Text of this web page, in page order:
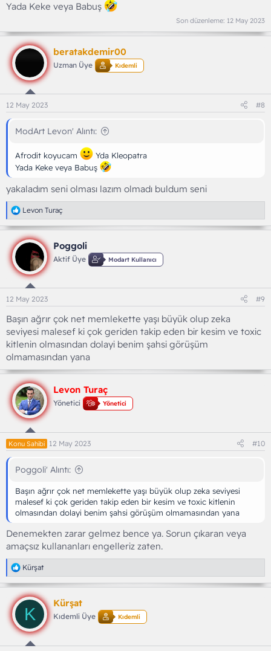
Yada Keke veya Babuş
Son düzenleme: 12 May 2023
beratakdemir00
Uzman Üye Kıdemli
12 May 2023 #8
ModArt Levon' Alıntı:
Afrodit koyucam
Yda Kleopatra
Yada Keke veya Babuş
yakaladım seni olması lazım olmadı buldum seni
T
e
p
k
i
e
r
:
Levon Turaç
Poggoli
Aktif Üye Modart Kullanıcı
12 May 2023 #9
Başın ağrır çok net memlekette yaşı büyük olup zeka
seviyesi malesef ki çok geriden takip eden bir kesim ve toxic
kitlenin olmasından dolayi benim şahsi görüşüm
olmamasından yana
Levon Turaç
Yönetici Yönetici
Konu Sahibi 12 May 2023 #10
Poggoli' Alıntı:
Başın ağrır çok net memlekette yaşı büyük olup zeka seviyesi
malesef ki çok geriden takip eden bir kesim ve toxic kitlenin
olmasından dolayi benim şahsi görüşüm olmamasından yana
Denemekten zarar gelmez bence ya. Sorun çıkaran veya
amaçsız kullananları engelleriz zaten.
T
e
p
k
e
r
:
Kürşat
K
Kürşat
Kıdemli Üye Kıdemli